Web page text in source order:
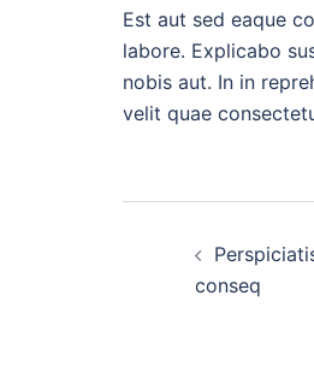
Est aut sed eaque
labore. Explicabo
nobis aut. In in
velit quae
conseq